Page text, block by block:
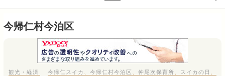
今帰仁村今泊区
観光・経済 今帰仁スイカ 今帰仁村今泊区 仲尾次保育所 スイカの日